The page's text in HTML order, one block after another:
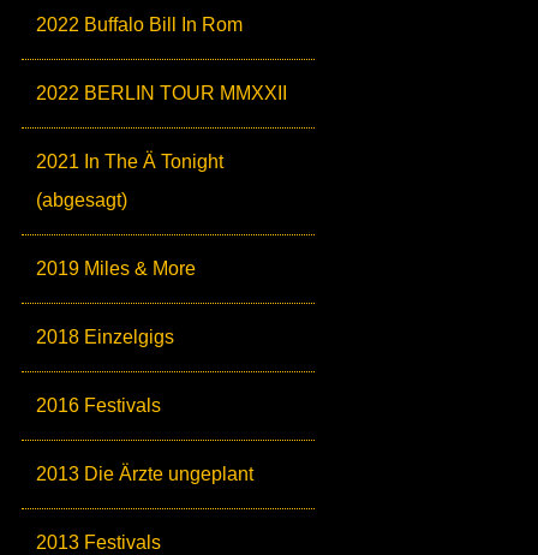
2022 Buffalo Bill In Rom
2022 BERLIN TOUR MMXXII
2021 In The Ä Tonight
(abgesagt)
2019 Miles & More
2018 Einzelgigs
2016 Festivals
2013 Die Ärzte ungeplant
2013 Festivals